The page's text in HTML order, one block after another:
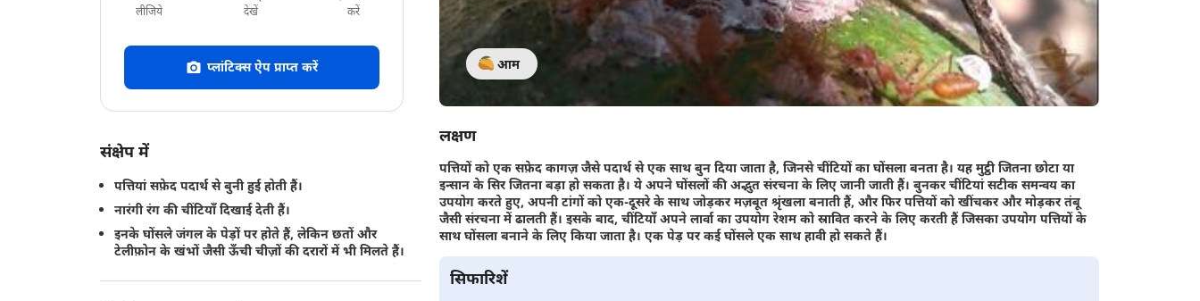
लीजिये
देखें
करें
प्लांटिक्स ऐप प्राप्त करें
संक्षेप में
पत्तियां सफ़ेद पदार्थ से बुनी हुई होती हैं।
नारंगी रंग की चींटियाँ दिखाई देती हैं।
इनके घोंसले जंगल के पेड़ों पर होते हैं, लेकिन छतों और
टेलीफ़ोन के खंभों जैसी ऊँची चीज़ों की दरारों में भी मिलते हैं।
आम
लक्षण
पत्तियों को एक सफ़ेद कागज़ जैसे पदार्थ से एक साथ बुन दिया जाता है, जिनसे चींटियों का घोंसला बनता है। यह मुट्ठी जितना छोटा या
इन्सान के सिर जितना बड़ा हो सकता है। ये अपने घोंसलों की अद्भुत संरचना के लिए जानी जाती हैं। बुनकर चींटियां सटीक समन्वय का
उपयोग करते हुए, अपनी टांगों को एक-दूसरे के साथ जोड़कर मज़बूत श्रृंखला बनाती हैं, और फिर पत्तियों को खींचकर और मोड़कर तंबू
जैसी संरचना में ढालती हैं। इसके बाद, चींटियाँ अपने लार्वा का उपयोग रेशम को स्रावित करने के लिए करती हैं जिसका उपयोग पत्तियों के
साथ घोंसला बनाने के लिए किया जाता है। एक पेड़ पर कई घोंसले एक साथ हावी हो सकते हैं।
सिफारिशें